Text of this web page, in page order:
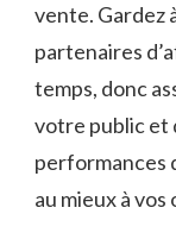
vente. Gardez
partenaires
temps, donc
votre public et‌
performances
au mieux à